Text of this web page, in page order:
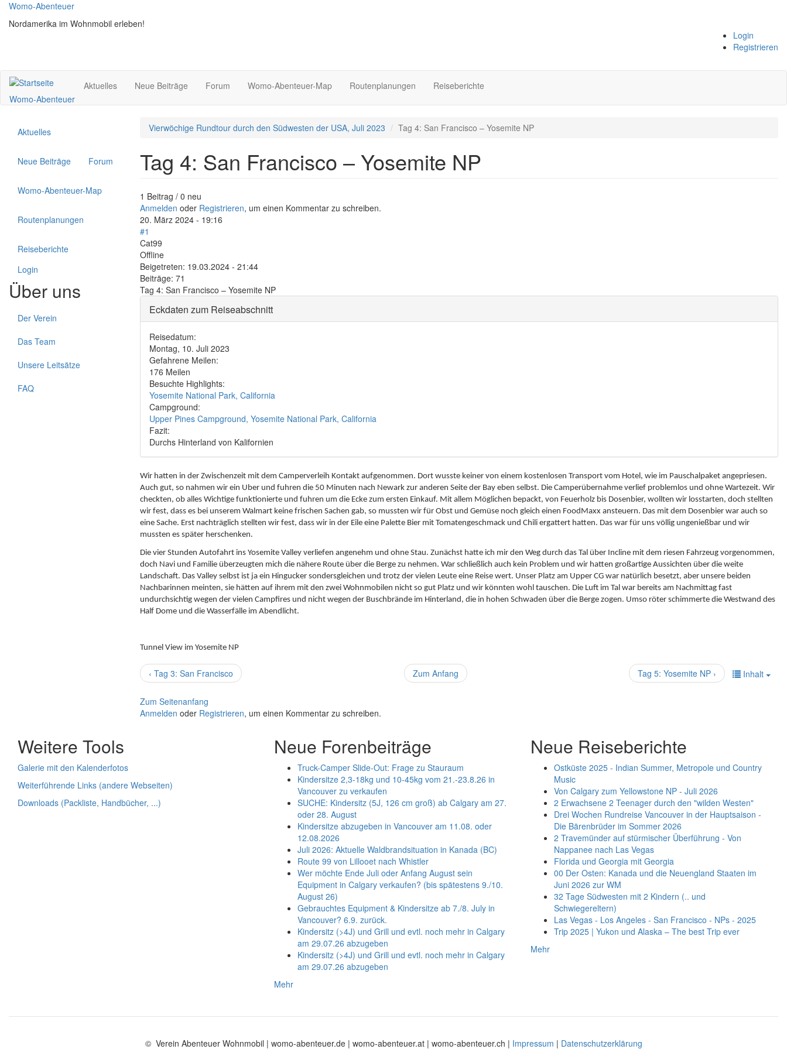
Direkt
zum
Inhalt
Womo-Abenteuer
Nordamerika im Wohnmobil erleben!
Login
Registrieren
Womo-Abenteuer
Aktuelles Neue Beiträge Forum Womo-Abenteuer-Map Routenplanungen Reiseberichte
Aktuelles
Neue Beiträge Forum
Womo-Abenteuer-Map
Routenplanungen
Reiseberichte
Login
Über uns
Der Verein
Das Team
Unsere Leitsätze
FAQ
Vierwöchige Rundtour durch den Südwesten der USA, Juli 2023 Tag 4: San Francisco – Yosemite NP
Tag 4: San Francisco – Yosemite NP
1 Beitrag / 0 neu
Anmelden oder Registrieren, um einen Kommentar zu schreiben.
20. März 2024 - 19:16
#1
Cat99
Offline
Beigetreten: 19.03.2024 - 21:44
Beiträge: 71
Tag 4: San Francisco – Yosemite NP
Eckdaten zum Reiseabschnitt
Reisedatum:
Montag, 10. Juli 2023
Gefahrene Meilen:
176 Meilen
Besuchte Highlights:
Yosemite National Park, California
Campground:
Upper Pines Campground, Yosemite National Park, California
Fazit:
Durchs Hinterland von Kalifornien
Wir hatten in der Zwischenzeit mit dem Camperverleih Kontakt aufgenommen. Dort wusste keiner von einem kostenlosen Transport vom Hotel, wie im Pauschalpaket angepriesen.
Auch gut, so nahmen wir ein Uber und fuhren die 50 Minuten nach Newark zur anderen Seite der Bay eben selbst. Die Camperübernahme verlief problemlos und ohne Wartezeit. Wir
checkten, ob alles Wichtige funktionierte und fuhren um die Ecke zum ersten Einkauf. Mit allem Möglichen bepackt, von Feuerholz bis Dosenbier, wollten wir losstarten, doch stellten
wir fest, dass es bei unserem Walmart keine frischen Sachen gab, so mussten wir für Obst und Gemüse noch gleich einen FoodMaxx ansteuern. Das mit dem Dosenbier war auch so
eine Sache. Erst nachträglich stellten wir fest, dass wir in der Eile eine Palette Bier mit Tomatengeschmack und Chili ergattert hatten. Das war für uns völlig ungenießbar und wir
mussten es später herschenken.
Die vier Stunden Autofahrt ins Yosemite Valley verliefen angenehm und ohne Stau. Zunächst hatte ich mir den Weg durch das Tal über Incline mit dem riesen Fahrzeug vorgenommen,
doch Navi und Familie überzeugten mich die nähere Route über die Berge zu nehmen. War schließlich auch kein Problem und wir hatten großartige Aussichten über die weite
Landschaft. Das Valley selbst ist ja ein Hingucker sondersgleichen und trotz der vielen Leute eine Reise wert. Unser Platz am Upper CG war natürlich besetzt, aber unsere beiden
Nachbarinnen meinten, sie hätten auf ihrem mit den zwei Wohnmobilen nicht so gut Platz und wir könnten wohl tauschen. Die Luft im Tal war bereits am Nachmittag fast
undurchsichtig wegen der vielen Campfires und nicht wegen der Buschbrände im Hinterland, die in hohen Schwaden über die Berge zogen. Umso röter schimmerte die Westwand des
Half Dome und die Wasserfälle im Abendlicht.
Tunnel View im Yosemite NP
Inhalt
‹ Tag 3: San Francisco Zum Anfang Tag 5: Yosemite NP ›
Zum Seitenanfang
Anmelden oder Registrieren, um einen Kommentar zu schreiben.
Weitere Tools
Galerie mit den Kalenderfotos
Weiterführende Links (andere Webseiten)
Downloads (Packliste, Handbücher, ...)
Neue Forenbeiträge
Truck-Camper Slide-Out: Frage zu Stauraum
Kindersitze 2,3-18kg und 10-45kg vom 21.-23.8.26 in
Vancouver zu verkaufen
SUCHE: Kindersitz (5J, 126 cm groß) ab Calgary am 27.
oder 28. August
Kindersitze abzugeben in Vancouver am 11.08. oder
12.08.2026
Juli 2026: Aktuelle Waldbrandsituation in Kanada (BC)
Route 99 von Lillooet nach Whistler
Wer möchte Ende Juli oder Anfang August sein
Equipment in Calgary verkaufen? (bis spätestens 9./10.
August 26)
Gebrauchtes Equipment & Kindersitze ab 7./8. July in
Vancouver? 6.9. zurück.
Kindersitz (>4J) und Grill und evtl. noch mehr in Calgary
am 29.07.26 abzugeben
Kindersitz (>4J) und Grill und evtl. noch mehr in Calgary
am 29.07.26 abzugeben
Mehr
Neue Reiseberichte
Ostküste 2025 - Indian Summer, Metropole und Country
Music
Von Calgary zum Yellowstone NP - Juli 2026
2 Erwachsene 2 Teenager durch den "wilden Westen"
Drei Wochen Rundreise Vancouver in der Hauptsaison -
Die Bärenbrüder im Sommer 2026
2 Travemünder auf stürmischer Überführung - Von
Nappanee nach Las Vegas
Florida und Georgia mit Georgia
00 Der Osten: Kanada und die Neuengland Staaten im
Juni 2026 zur WM
32 Tage Südwesten mit 2 Kindern (.. und
Schwiegereltern)
Las Vegas - Los Angeles - San Francisco - NPs - 2025
Trip 2025 | Yukon und Alaska – The best Trip ever
Mehr
© Verein Abenteuer Wohnmobil | womo-abenteuer.de | womo-abenteuer.at | womo-abenteuer.ch | Impressum | Datenschutzerklärung